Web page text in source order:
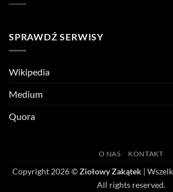
SPRAWDŹ SERWISY
Wikipedia
Medium
Quora
O NAS KONTAKT
Copyright 2026 ©Ziołowy Zakątek |
All rights reserved.